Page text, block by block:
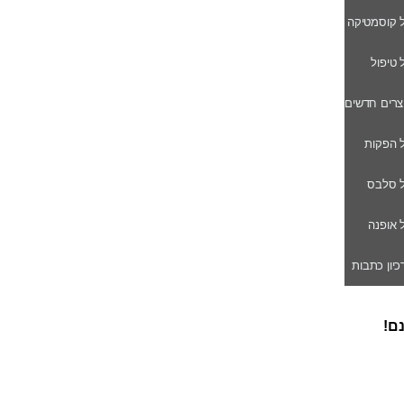
קוסמטיקה
טיפול
חדשים
הפקות
סלבס
אופנה
כתבות